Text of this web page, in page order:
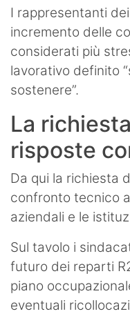
I rappresentanti
incremento delle
considerati più
lavorativo definito
sostenere”.
La
risposte
Da qui la richiesta
confronto tecnico
aziendali e le
Sul tavolo i
futuro dei reparti
piano
eventuali